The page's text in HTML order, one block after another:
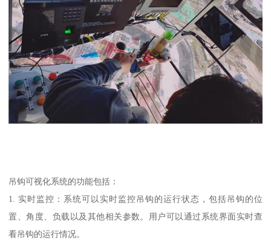
吊钩可视化系统的功能包括：
1. 实时监控：系统可以实时监控吊钩的运行状态，包括吊钩的位
置、角度、负载以及其他相关参数。用户可以通过系统界面实时查
看吊钩的运行情况。